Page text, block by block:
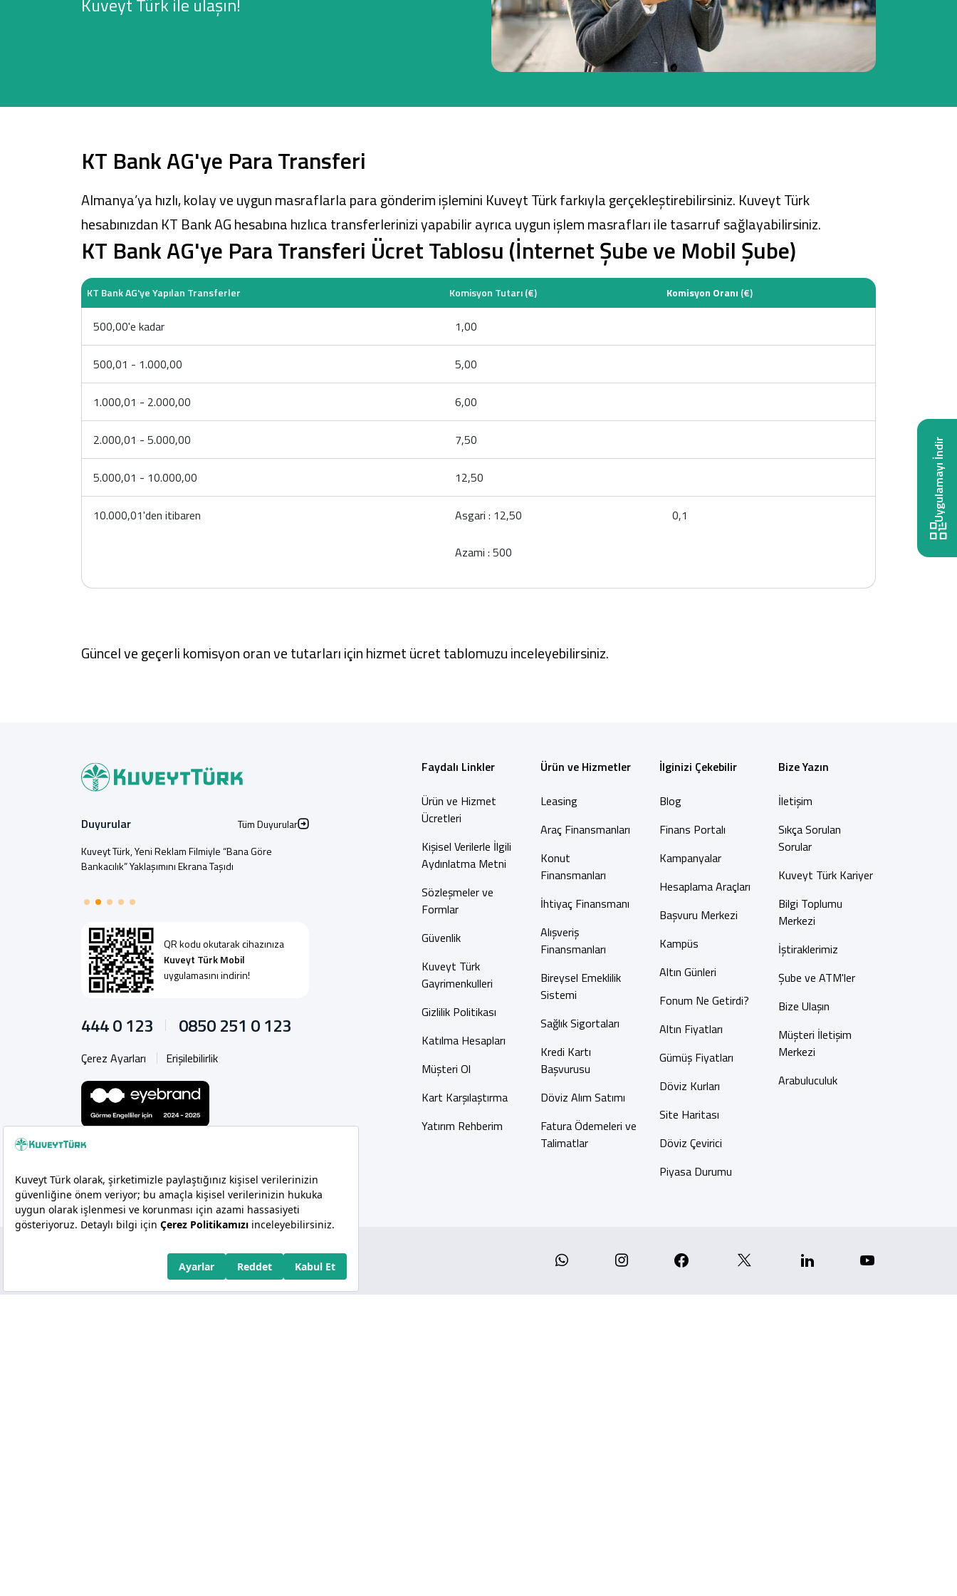
Araç Finansmanı
Yatırım Fonları
Tarım Finansmanı
KT Bank AG'ye Para Transferi
Almanya’ya hızlı, kolay ve uygun masraflarla para gönderim işlemini Kuveyt Türk farkıyla gerçekleştirebilirsiniz. Kuveyt Türk
hesabınızdan KT Bank AG hesabına hızlıca transferlerinizi yapabilir ayrıca uygun işlem masrafları ile tasarruf sağlayabilirsiniz.
KT Bank AG'ye Para Transferi Ücret Tablosu (İnternet Şube ve Mobil Şube)
KT Bank AG'ye Yapılan Transferler Komisyon Tutarı (€) Komisyon Oranı (€)
500,00'e kadar 1,00
500,01 - 1.000,00 5,00
1.000,01 - 2.000,00 6,00
2.000,01 - 5.000,00 7,50
5.000,01 - 10.000,00 12,50
10.000,01'den itibaren Asgari : 12,50
Azami : 500
0,1
Güncel ve geçerli komisyon oran ve tutarları içinhizmet ücret tablomuzuinceleyebilirsiniz.
Faydalı Linkler
Ürün ve Hizmet
Ücretleri
Kişisel Verilerle İlgili
Aydınlatma Metni
Sözleşmeler ve
Formlar
Güvenlik
Kuveyt Türk
Gayrimenkulleri
Gizlilik Politikası
Katılma Hesapları
Müşteri Ol
Kart Karşılaştırma
Yatırım Rehberim
Ürün ve Hizmetler
Leasing
Araç Finansmanları
Konut
Finansmanları
İhtiyaç Finansmanı
Alışveriş
Finansmanları
Bireysel Emeklilik
Sistemi
Sağlık Sigortaları
Kredi Kartı
Başvurusu
Döviz Alım Satımı
Fatura Ödemeleri ve
Talimatlar
İlginizi Çekebilir
Blog
Finans Portalı
Kampanyalar
Hesaplama Araçları
Başvuru Merkezi
Kampüs
Altın Günleri
Fonum Ne Getirdi?
Altın Fiyatları
Gümüş Fiyatları
Döviz Kurları
Site Haritası
Döviz Çevirici
Piyasa Durumu
Bize Yazın
İletişim
Sıkça Sorulan
Sorular
Kuveyt Türk Kariyer
Bilgi Toplumu
Merkezi
İştiraklerimiz
Şube ve ATM'ler
Bize Ulaşın
Müşteri İletişim
Merkezi
Arabuluculuk
QR kodu okutarak cihazınıza
Kuveyt Türk Mobil
uygulamasını indirin!
Duyurular
Tüm Duyurular
Kuveyt Türk, Yeni Reklam Filmiyle “Bana Göre
Bankacılık” Yaklaşımını Ekrana Taşıdı
444 0 123 0850 251 0 123
Çerez Ayarları Erişilebilirlik
Whatsapp Instagram Facebook Linkedin
Copyright 2026 Kuveyt Türk Katılım Bankası A.Ş.
Uygulamayı İndir